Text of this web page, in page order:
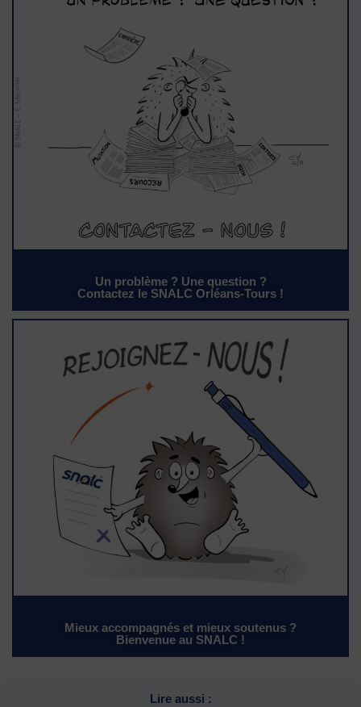
Un problème ? Une question ?
Contactez le SNALC Orléans-Tours !
Mieux accompagnés et mieux soutenus ?
Bienvenue au SNALC !
Lire aussi :